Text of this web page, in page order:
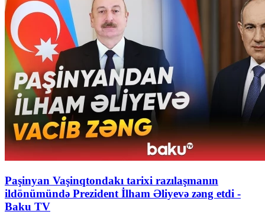
Paşinyan Vaşinqtondakı tarixi razılaşmanın
ildönümündə Prezident İlham Əliyevə zəng etdi -
Baku TV